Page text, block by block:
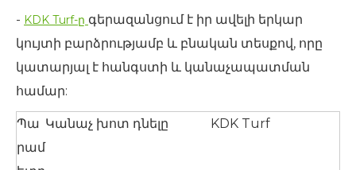
- KDK Turf-ը գերազանցում է իր ավելի երկար
կույտի բարձրությամբ և բնական տեսքով, որը
կատարյալ է հանգստի և կանաչապատման
համար:
Պա
րամ
Կանաչ խոտ դնելը KDK Turf